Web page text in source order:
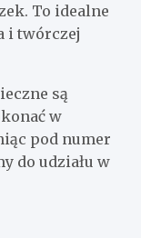
To idealne
i twórczej
są
w
pod numer
do udziału w